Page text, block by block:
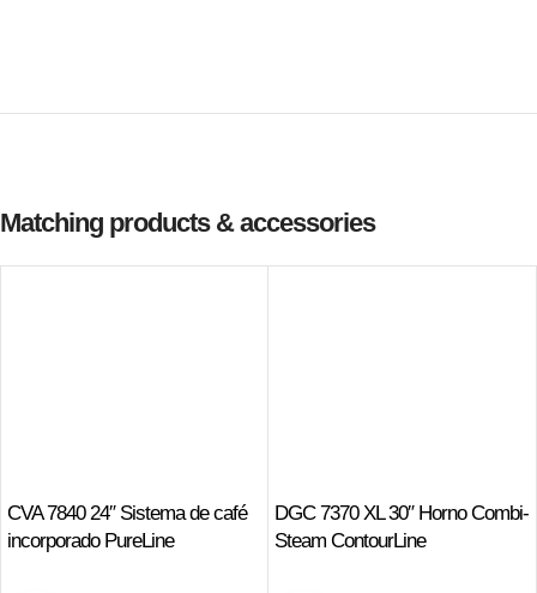
Matching products & accessories
CVA 7840 24″ Sistema de café
incorporado PureLine
DGC 7370 XL 30″ Horno Combi-
Steam ContourLine